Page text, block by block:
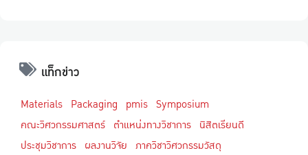
แท็กข่าว
Materials Packaging pmis Symposium
คณะวิศวกรรมศาสตร์ ตำแหน่งทางวิชาการ นิสิตเรียนดี
ประชุมวิชาการ ผลงานวิจัย ภาควิชาวิศวกรรมวัสดุ